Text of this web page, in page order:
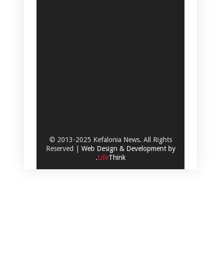
© 2013-2025 Kefalonia News. All Rights
Reserved | Web Design & Development by
.LifeThink